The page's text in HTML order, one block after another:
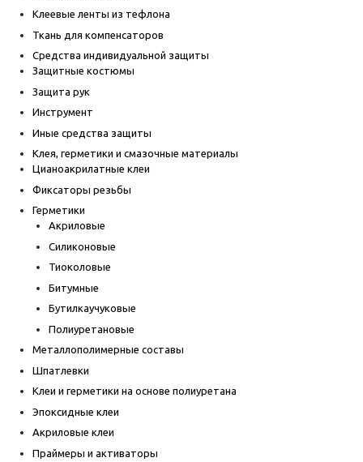
Клеевые ленты из тефлона
Ткань для компенсаторов
Средства индивидуальной защиты
Защитные костюмы
Защита рук
Инструмент
Иные средства защиты
Клея, герметики и смазочные материалы
Цианоакрилатные клеи
Фиксаторы резьбы
Герметики
Акриловые
Силиконовые
Тиоколовые
Битумные
Бутилкаучуковые
Полиуретановые
Металлополимерные составы
Шпатлевки
Клеи и герметики на основе полиуретана
Эпоксидные клеи
Акриловые клеи
Праймеры и активаторы